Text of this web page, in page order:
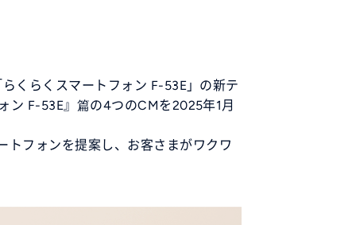
くらくスマートフォン F-53E」の新テ
ン F-53E』篇の4つのCMを2025年1月
トフォンを提案し、お客さまがワクワ